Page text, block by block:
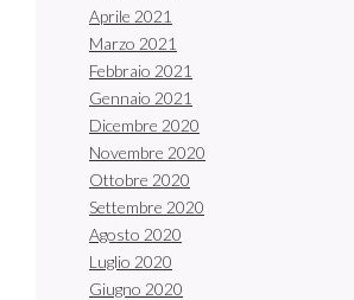
Aprile 2021
Marzo 2021
Febbraio 2021
Gennaio 2021
Dicembre 2020
Novembre 2020
Ottobre 2020
Settembre 2020
Agosto 2020
Luglio 2020
Giugno 2020